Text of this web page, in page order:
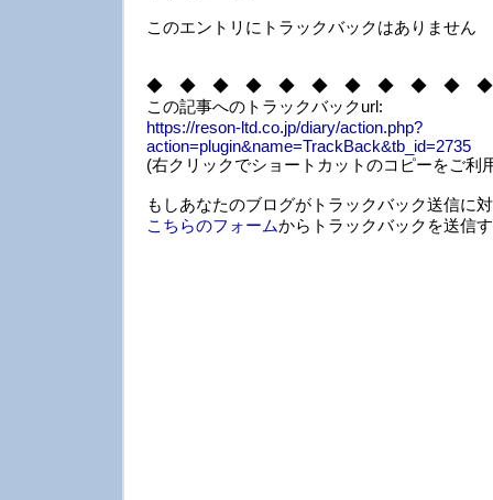
このエントリにトラックバックはありません
◆ ◆ ◆ ◆ ◆ ◆ ◆ ◆ ◆ ◆
この記事へのトラックバックurl:
https://reson-ltd.co.jp/diary/action.php?
action=plugin&name=TrackBack&tb_id=2735
(右クリックでショートカットのコピーをご利
もしあなたのブログがトラックバック送信に
こちらのフォームからトラックバックを送信